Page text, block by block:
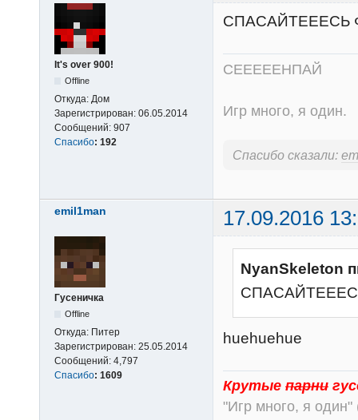
It's over 900!
Offline
Откуда: Дом
Зарегистрирован: 06.05.2014
Сообщений: 907
Спасибо: 192
СПАСАЙТЕЕЕСЬ
СЕЕЕЕЕНПАЙ
Игр много, я один.
Спасибо сказали:
emil1man 17.09.2016
Гусеничка
Offline
Откуда: Питер
Зарегистрирован: 25.05.2014
Сообщений: 4,797
Спасибо: 1609
NyanSkeleton
huehuehue
Крутые парни
"Игр много, я один"